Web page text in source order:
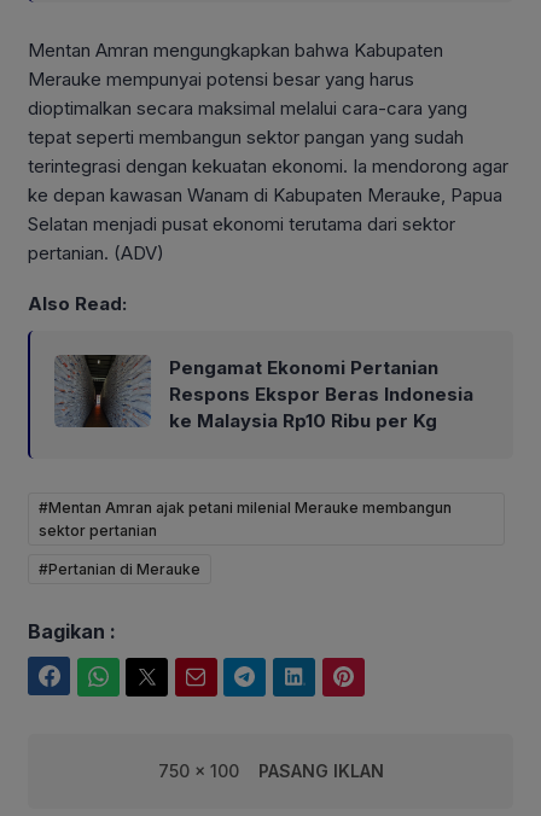
Mentan Amran mengungkapkan bahwa Kabupaten
Merauke mempunyai potensi besar yang harus
dioptimalkan secara maksimal melalui cara-cara yang
tepat seperti membangun sektor pangan yang sudah
terintegrasi dengan kekuatan ekonomi. Ia mendorong agar
ke depan kawasan Wanam di Kabupaten Merauke, Papua
Selatan menjadi pusat ekonomi terutama dari sektor
pertanian. (ADV)
Also Read:
Pengamat Ekonomi Pertanian
Respons Ekspor Beras Indonesia
ke Malaysia Rp10 Ribu per Kg
#Mentan Amran ajak petani milenial Merauke membangun
sektor pertanian
#Pertanian di Merauke
Bagikan :
750 x 100 PASANG IKLAN